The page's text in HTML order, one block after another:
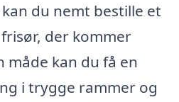
du nemt bestille et
der kommer
måde kan du få en
i trygge rammer og